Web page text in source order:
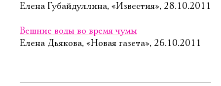
Елена Губайдуллина, «Известия», 28.10.2011
Вешние воды во время чумы
Елена Дьякова, «Новая газета», 26.10.2011